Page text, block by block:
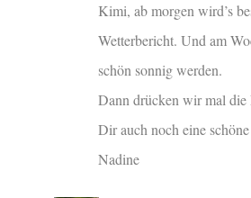
Kimi, ab morgen wird’s
Wetterbericht. Und am
schön sonnig werden.
Dann drücken wir mal die
Dir auch noch eine
Nadine